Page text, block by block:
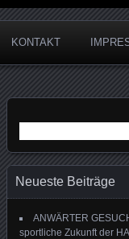
KONTAKT
nach:
Neueste Beiträge
ANWÄRTER
sportliche Zukunft der